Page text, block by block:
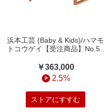
浜本工芸 (Baby & Kids)/ハマモ
トコウゲイ【受注商品】No.50
机・デスク【三越伊勢丹/公式】
￥363,000
2.5%
ストアにすすむ